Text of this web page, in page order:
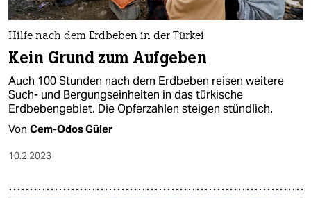
Hilfe nach dem Erdbeben in der Türkei
Kein Grund zum Aufgeben
Auch 100 Stunden nach dem Erdbeben reisen weitere
Such- und Bergungseinheiten in das türkische
Erdbebengebiet. Die Opferzahlen steigen stündlich.
Von Cem-Odos Güler
10.2.2023